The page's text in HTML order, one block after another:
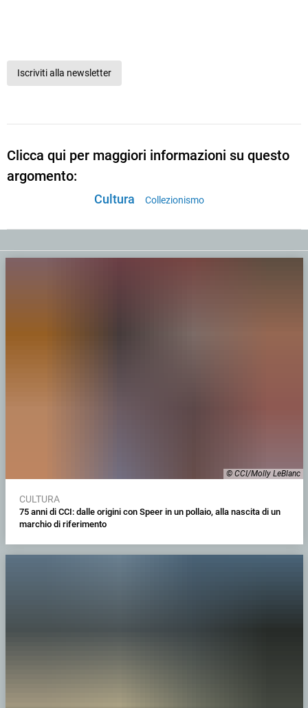
Iscriviti alla newsletter
Clicca qui per maggiori informazioni su questo
argomento:
Cultura Collezionismo
© CCI/Molly LeBlanc
CULTURA
75 anni di CCI: dalle origini con Speer in un pollaio, alla nascita di un
marchio di riferimento